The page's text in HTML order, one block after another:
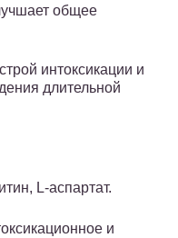
общее
интоксикации и
длительной
L-аспартат.
и